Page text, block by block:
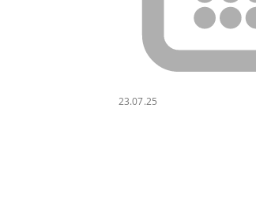
23.07.25